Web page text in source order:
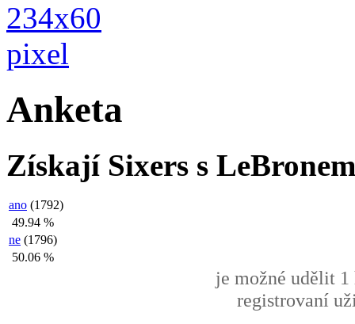
Anketa
Získají Sixers s
ano (1792)
49.94 %
ne (1796)
50.06 %
je možné udělit 1
registrovaní